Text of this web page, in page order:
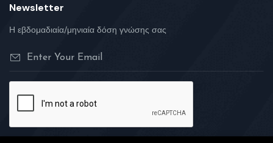
Newsletter
Η εβδομαδιαία/μηνιαία δόση γνώσης σας